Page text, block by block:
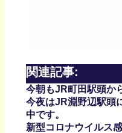
関連記事:
今朝もJR町田駅頭か
今夜はJR淵野辺駅頭
中です。
新型コロナウイルス